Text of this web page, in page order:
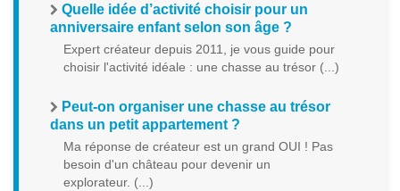
Quelle idée d’activité choisir pour un
anniversaire enfant selon son âge ?
Expert créateur depuis 2011, je vous guide pour
choisir l'activité idéale : une chasse au trésor (...)
Peut-on organiser une chasse au trésor
dans un petit appartement ?
Ma réponse de créateur est un grand OUI ! Pas
besoin d'un château pour devenir un
explorateur. (...)